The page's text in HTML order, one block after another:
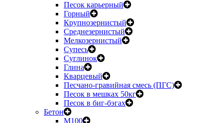
Песок карьерный
Горный
Крупнозернистый
Среднезернистый
Мелкозернистый
Супесь
Суглинок
Глина
Кварцевый
Песчано-гравийная смесь (ПГС)
Песок в мешках 50кг
Песок в биг-бэгах
Бетон
М100